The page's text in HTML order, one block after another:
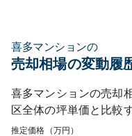
喜多マンションの
売却相場の変動履
喜多マンションの売却
区全体の坪単価と比較
推定価格（万円）